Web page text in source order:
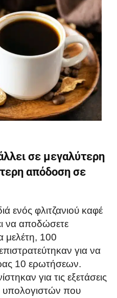
σε μεγαλύτερη
απόδοση σε
ενός φλιτζανιού καφέ
να αποδώσετε
μελέτη, 100
για να
10 ερωτήσεων.
για τις εξετάσεις
υπολογιστών που